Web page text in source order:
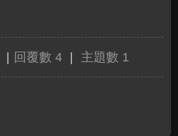
回覆數 4 主題數 1